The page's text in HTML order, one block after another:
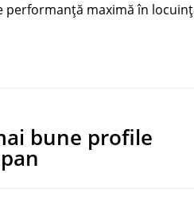
performanță maximă în
bune profile